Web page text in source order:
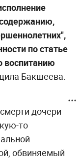
по статье
воспитанию
Бакшеева.
дочери
то
обвиняемый